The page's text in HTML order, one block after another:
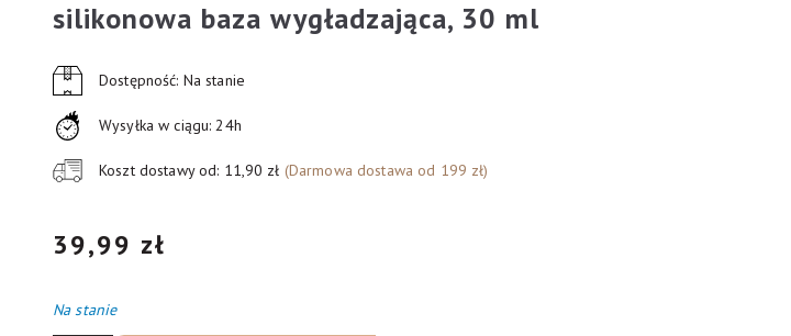
silikonowa baza wygładzająca, 30 ml
Dostępność: Na stanie
Wysyłka w ciągu: 24h
Koszt dostawy od: 11,90 zł (Darmowa dostawa od 199 zł)
39,99 zł
Na stanie